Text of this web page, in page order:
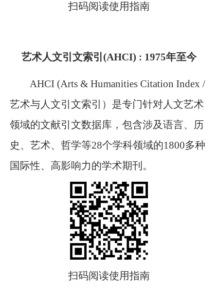
扫码阅读使用指南
艺术人文引文索引(AHCI) : 1975年至今
AHCI (Arts & Humanities Citation Index /
艺术与人文引文索引）是专门针对人文艺术
领域的文献引文数据库，包含涉及语言、历
史、艺术、哲学等28个学科领域的1800多种
国际性、高影响力的学术期刊。
扫码阅读使用指南